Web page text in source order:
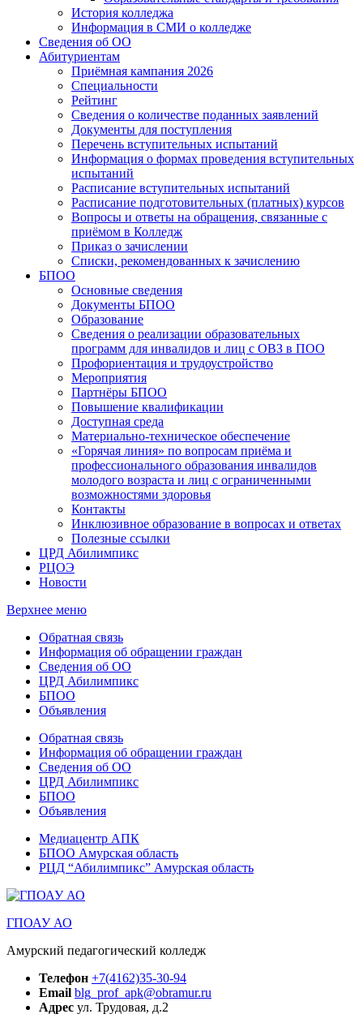
История колледжа
Информация в СМИ о колледже
Сведения об ОО
Абитуриентам
Приёмная кампания 2026
Специальности
Рейтинг
Сведения о количестве поданных заявлений
Документы для поступления
Перечень вступительных испытаний
Информация о формах проведения вступительных
испытаний
Расписание вступительных испытаний
Расписание подготовительных (платных) курсов
Вопросы и ответы на обращения, связанные с
приёмом в Колледж
Приказ о зачислении
Списки, рекомендованных к зачислению
БПОО
Основные сведения
Документы БПОО
Образование
Сведения о реализации образовательных
программ для инвалидов и лиц с ОВЗ в ПОО
Профориентация и трудоустройство
Мероприятия
Партнёры БПОО
Повышение квалификации
Доступная среда
Материально-техническое обеспечение
«Горячая линия» по вопросам приёма и
профессионального образования инвалидов
молодого возраста и лиц с ограниченными
возможностями здоровья
Контакты
Инклюзивное образование в вопросах и ответах
Полезные ссылки
ЦРД Абилимпикс
РЦОЭ
Новости
Верхнее меню
Обратная связь
Информация об обращении граждан
Сведения об ОО
ЦРД Абилимпикс
БПОО
Объявления
Обратная связь
Информация об обращении граждан
Сведения об ОО
ЦРД Абилимпикс
БПОО
Объявления
Медиацентр АПК
БПОО Амурская область
РЦД “Абилимпикс” Амурская область
ГПОАУ АО
Амурский педагогический колледж
Телефон +7(4162)35-30-94
Email blg_prof_apk@obramur.ru
Адрес ул. Трудовая, д.2